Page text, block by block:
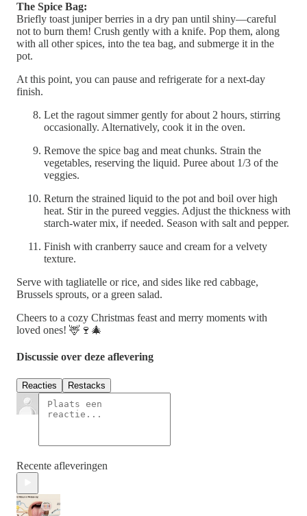
The Spice Bag:
Briefly toast juniper berries in a dry pan until shiny—careful
not to burn them! Crush gently with a knife. Pop them, along
with all other spices, into the tea bag, and submerge it in the
pot.
At this point, you can pause and refrigerate for a next-day
finish.
Let the ragout simmer gently for about 2 hours, stirring
occasionally. Alternatively, cook it in the oven.
Remove the spice bag and meat chunks. Strain the
vegetables, reserving the liquid. Puree about 1/3 of the
veggies.
Return the strained liquid to the pot and boil over high
heat. Stir in the pureed veggies. Adjust the thickness with
starch-water mix, if needed. Season with salt and pepper.
Finish with cranberry sauce and cream for a velvety
texture.
Serve with tagliatelle or rice, and sides like red cabbage,
Brussels sprouts, or a green salad.
Cheers to a cozy Christmas feast and merry moments with
loved ones! 🦌🍷🎄
Discussie over deze aflevering
Reacties Restacks
Recente afleveringen